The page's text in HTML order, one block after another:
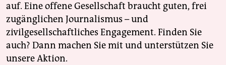
auf. Eine offene Gesellschaft braucht guten, frei
zugänglichen Journalismus – und
zivilgesellschaftliches Engagement. Finden Sie
auch? Dann machen Sie mit und unterstützen Sie
unsere Aktion.